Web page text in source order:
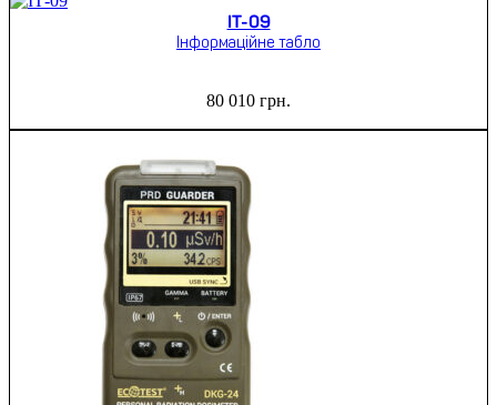
ІТ-09
Інформаційне табло
80 010 грн.